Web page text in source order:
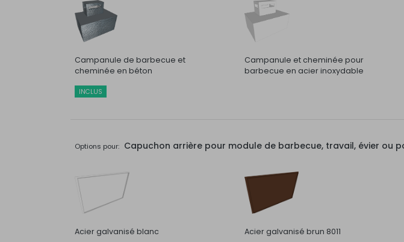
Campanule de barbecue et
cheminée en béton
INCLUS
Campanule et cheminée pour
barbecue en acier inoxydable
Options pour: Capuchon arrière pour module de barbecue, travail, évier ou
Acier galvanisé blanc Acier galvanisé brun 8011